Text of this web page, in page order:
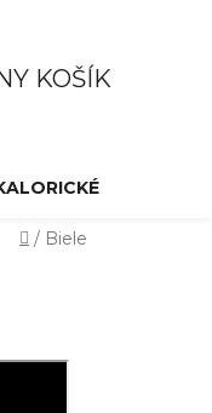
KOŠÍK
Domov
/ Biele